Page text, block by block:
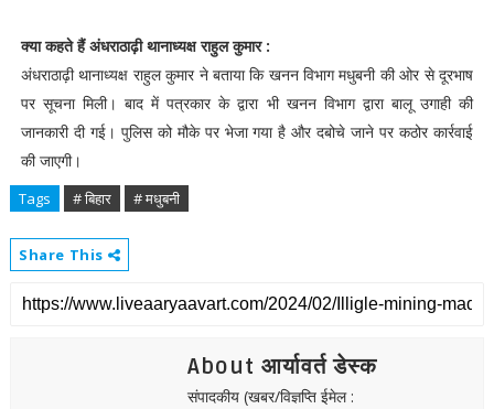
क्या कहते हैं अंधराठाढ़ी थानाध्यक्ष राहुल कुमार :
अंधराठाढ़ी थानाध्यक्ष राहुल कुमार ने बताया कि खनन विभाग मधुबनी की ओर से दूरभाष
पर सूचना मिली। बाद में पत्रकार के द्वारा भी खनन विभाग द्वारा बालू उगाही की
जानकारी दी गई। पुलिस को मौके पर भेजा गया है और दबोचे जाने पर कठोर कार्रवाई
की जाएगी।
Tags # बिहार # मधुबनी
Share This
About आर्यावर्त डेस्क
संपादकीय (खबर/विज्ञप्ति ईमेल :